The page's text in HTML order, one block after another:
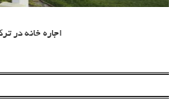
اجاره خانه در